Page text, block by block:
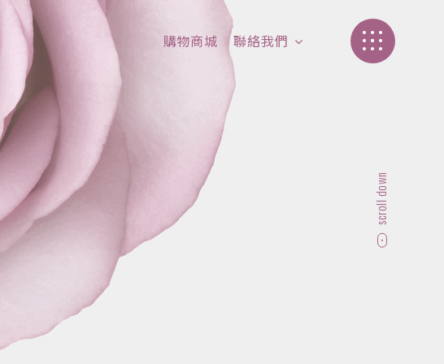
購物商城
聯絡我們
scroll down